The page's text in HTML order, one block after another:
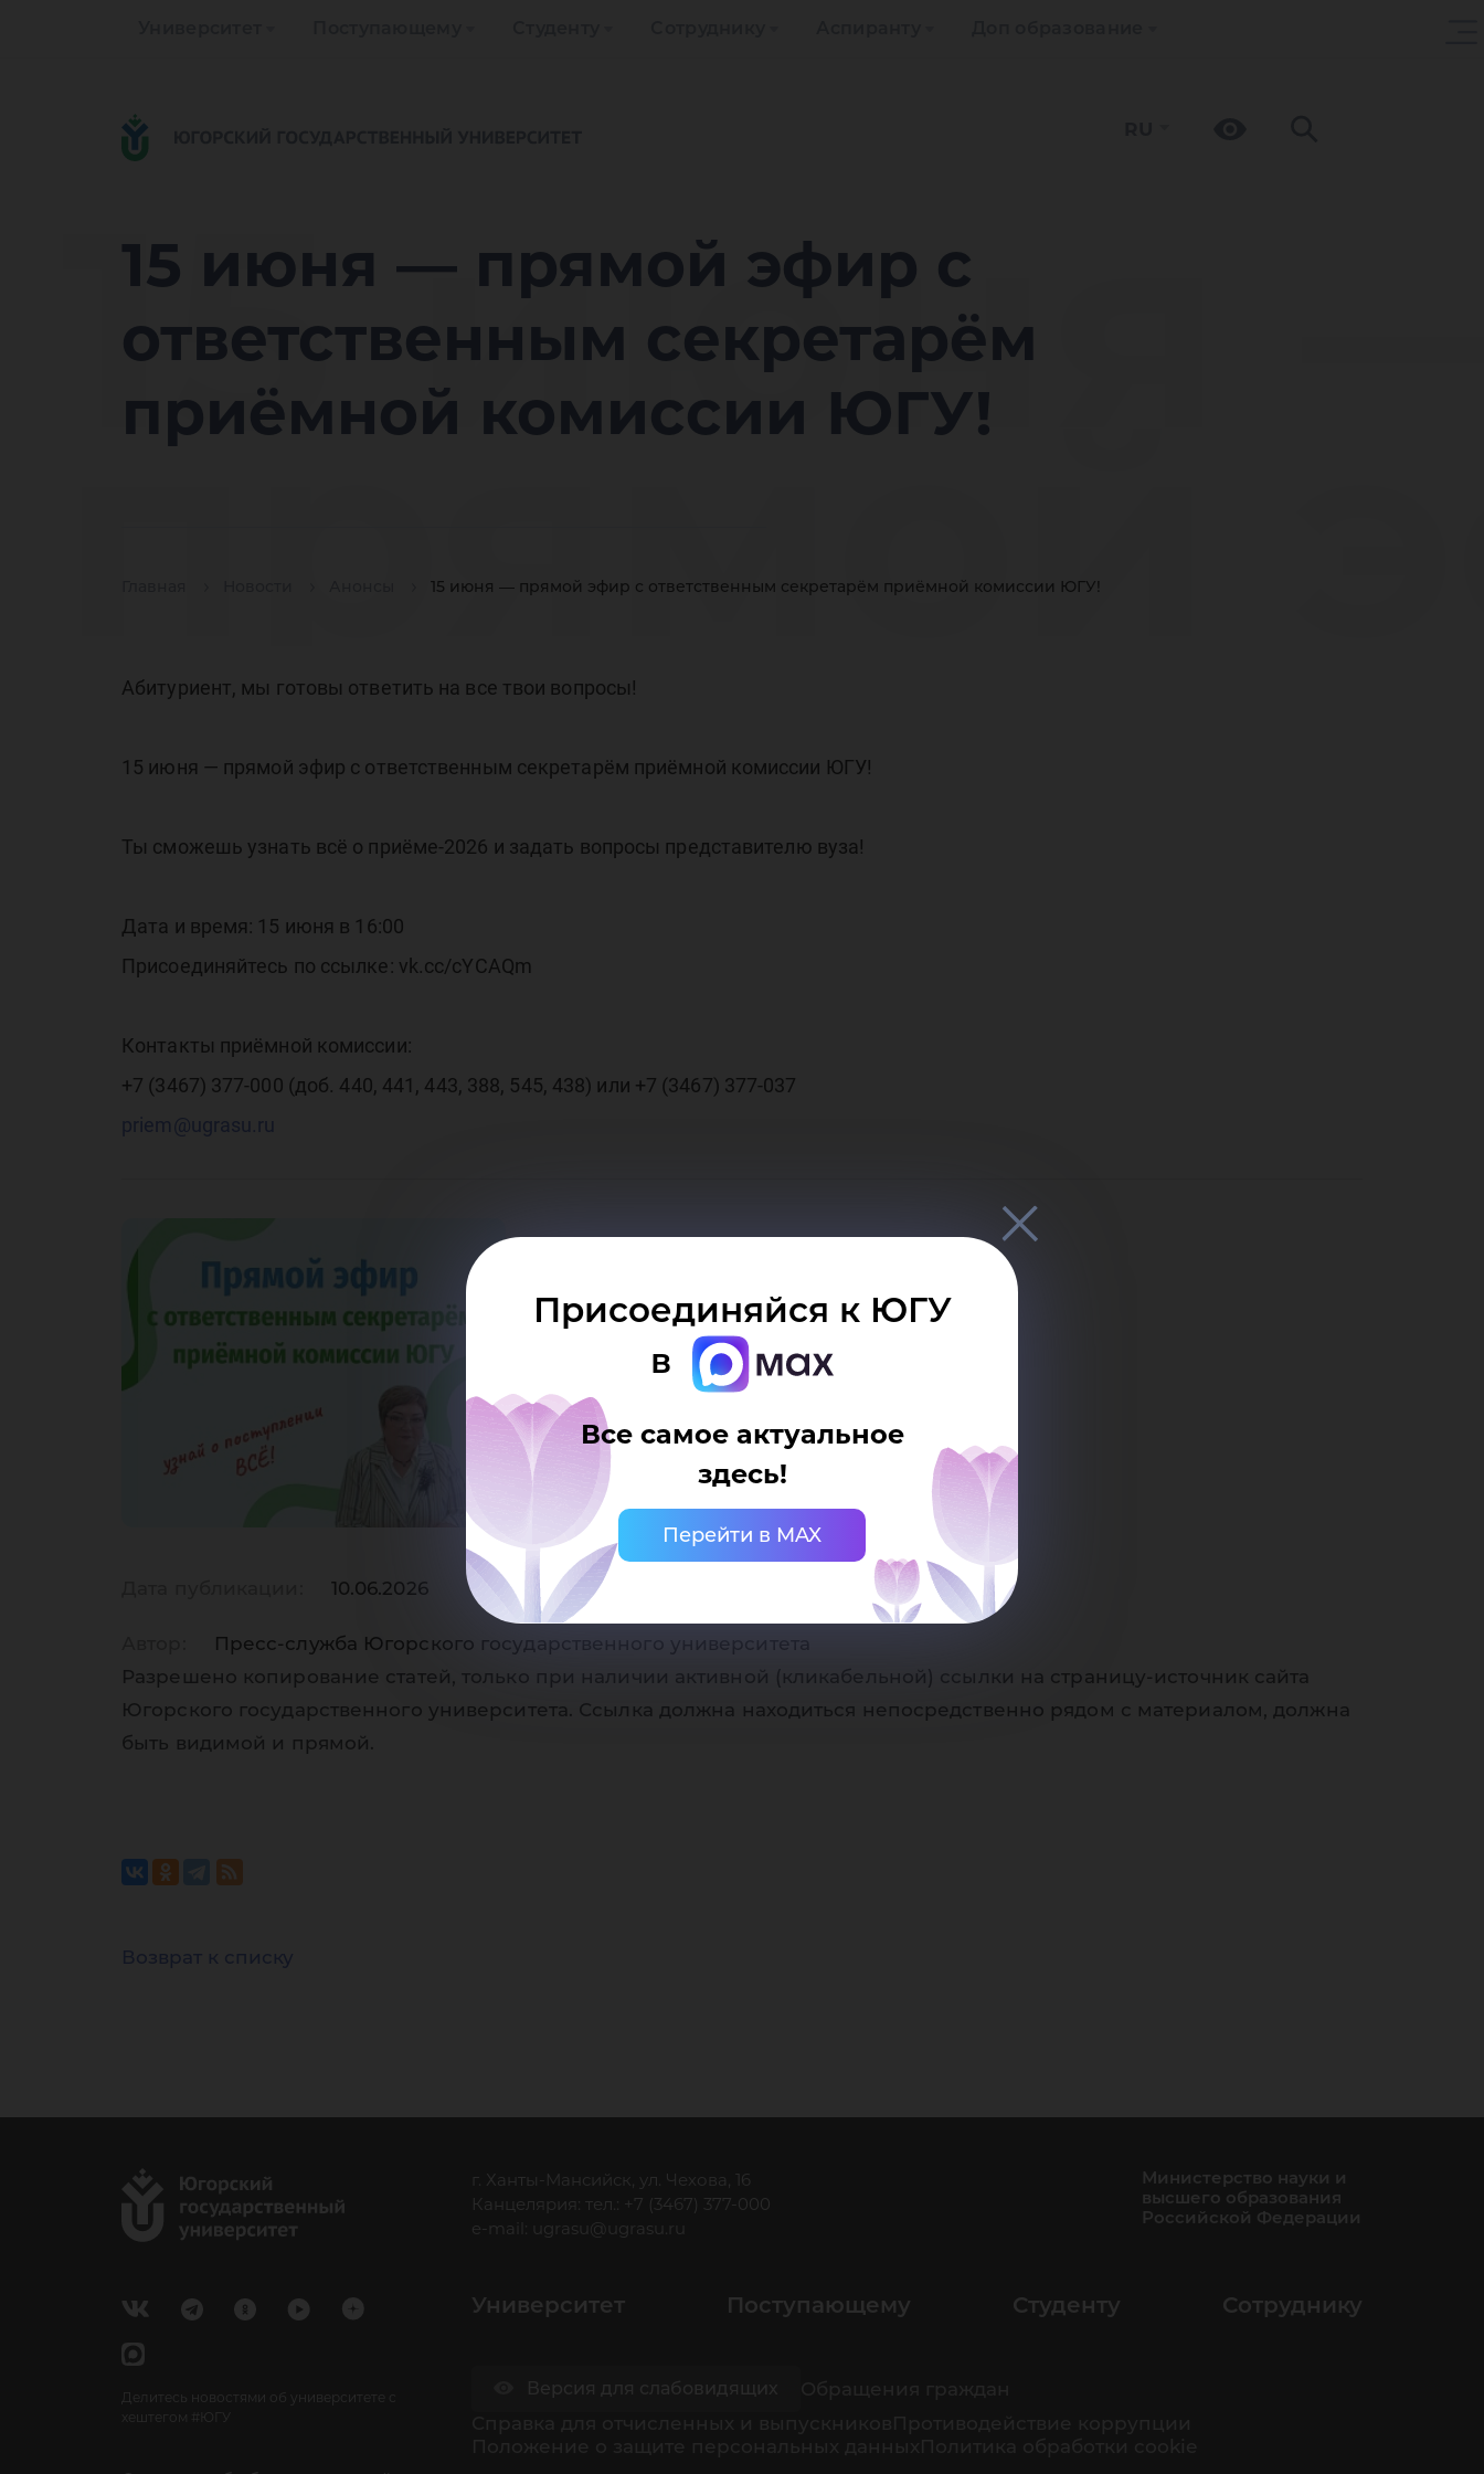
15 июня — прямой эфир с
ответственным секретарём
приёмной комиссии ЮГУ!
15 июня — прямой эфир с ответственным секретарём приёмной комиссии ЮГУ!
15 июня
прямой
ЮГУ!
Присоединяйся к ЮГУ
в
Все самое актуальное
здесь!
Перейти в MAX
Абитуриент, мы готовы ответить на все твои вопросы!
15 июня — прямой эфир с ответственным секретарём приёмной комиссии ЮГУ!
Ты сможешь узнать всё о приёме-2026 и задать вопросы представителю вуза!
Дата и время: 15 июня в 16:00
Присоединяйтесь по ссылке: vk.cc/cYCAQm
Контакты приёмной комиссии:
+7 (3467) 377‑000 (доб. 440, 441, 443, 388, 545, 438) или +7 (3467) 377‑037
priem@ugrasu.ru
10.06.2026
Пресс-служба Югорского государственного университета
Разрешено копирование статей, только при наличии активной (кликабельной) ссылки на страницу-источник сайта
Югорского государственного университета. Ссылка должна находиться непосредственно рядом с материалом, должна
быть видимой и прямой.
Возврат к списку
Делитесь новостями об университете с
хештегом #ЮГУ
г. Ханты-Мансийск, ул. Чехова, 16
Канцелярия: тел.: +7 (3467) 377-000
e-mail:
ugrasu@ugrasu.ru
Министерство науки и
высшего образования
Российской Федерации
Университет Поступающему Студенту Сотруднику